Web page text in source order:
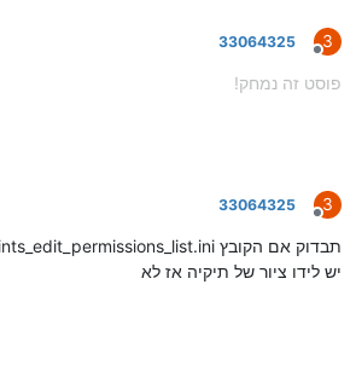
3
מנותק
33064325
פוסט זה נמחק!
3
מנותק
33064325
יש לידו ציור של תיקיה אז לא